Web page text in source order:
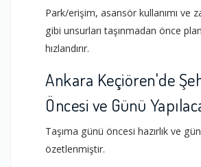
Park/erişim, asansör kullanımı ve
gibi unsurları taşınmadan önce
hızlandırır.
Ankara Keçiören'de
Öncesi ve Günü
Taşıma günü öncesi hazırlık ve
özetlenmiştir.